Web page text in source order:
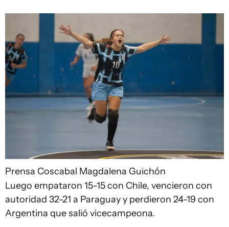
Prensa Coscabal Magdalena Guichón
Luego empataron 15-15 con Chile, vencieron con
autoridad 32-21 a Paraguay y perdieron 24-19 con
Argentina que salió vicecampeona.